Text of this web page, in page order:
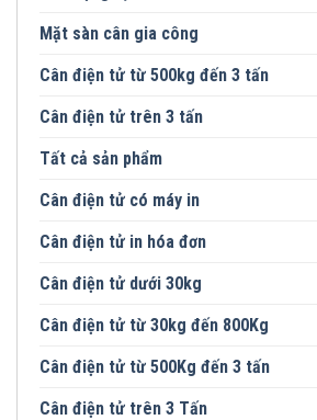
Mặt sàn cân gia công
Cân điện tử từ 500kg đến 3 tấn
Cân điện tử trên 3 tấn
Tất cả sản phẩm
Cân điện tử có máy in
Cân điện tử in hóa đơn
Cân điện tử dưới 30kg
Cân điện tử từ 30kg đến 800Kg
Cân điện tử từ 500Kg đến 3 tấn
Cân điện tử trên 3 Tấn